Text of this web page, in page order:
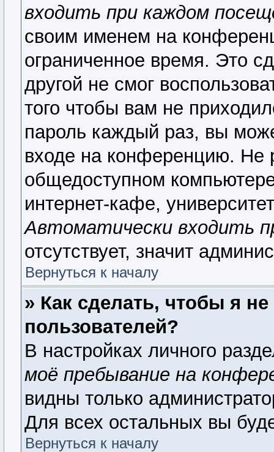
входить при каждом
своим именем на
ограниченное время. Это
другой не смог
того чтобы вам не
пароль каждый раз, вы
входе на конференцию. Не
общедоступном
интернет-кафе,
Автоматически входить
отсутствует, значит
Вернуться к началу
» Как сделать, чтобы я
пользователей?
В настройках личного
моё пребывание на
видны только
Для всех остальных вы
Вернуться к началу